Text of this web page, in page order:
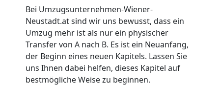
Bei Umzugsunternehmen-Wiener-
Neustadt.at sind wir uns bewusst, dass ein
Umzug mehr ist als nur ein physischer
Transfer von A nach B. Es ist ein Neuanfang,
der Beginn eines neuen Kapitels. Lassen Sie
uns Ihnen dabei helfen, dieses Kapitel auf
bestmögliche Weise zu beginnen.
Wiener
Neustadt
Klaviertransport